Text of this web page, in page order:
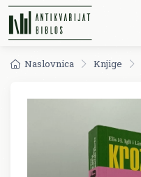
Naslovnica Knjige